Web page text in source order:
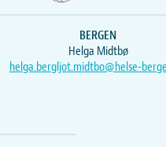
BERGEN
Helga Midtbø
helga.bergljot.midtbo@helse-